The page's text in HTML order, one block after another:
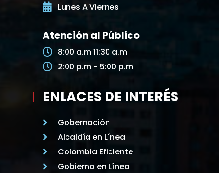
Lunes A Viernes
Atención al Público
8:00 a.m 11:30 a.m
2:00 p.m - 5:00 p.m
ENLACES DE INTERÉS
Gobernación
Alcaldía en Línea
Colombia Eficiente
Gobierno en Línea